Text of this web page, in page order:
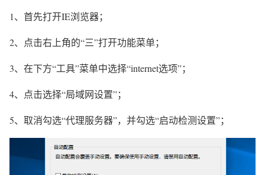
1、首先打开IE浏览器；
2、点击右上角的“三”打开功能菜单；
3、在下方“工具”菜单中选择“internet选项”；
4、点击选择“局域网设置”；
5、取消勾选“代理服务器”，并勾选“启动检测设置”；